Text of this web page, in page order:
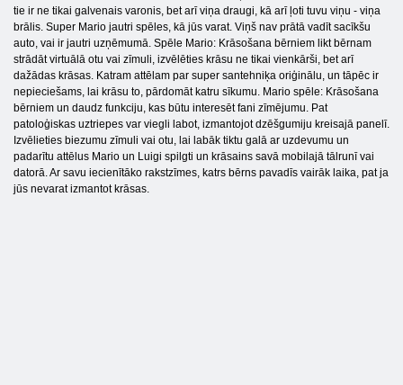
tie ir ne tikai galvenais varonis, bet arī viņa draugi, kā arī ļoti tuvu viņu - viņa
brālis. Super Mario jautri spēles, kā jūs varat. Viņš nav prātā vadīt sacīkšu
auto, vai ir jautri uzņēmumā. Spēle Mario: Krāsošana bērniem likt bērnam
strādāt virtuālā otu vai zīmuli, izvēlēties krāsu ne tikai vienkārši, bet arī
dažādas krāsas. Katram attēlam par super santehniķa oriģinālu, un tāpēc ir
nepieciešams, lai krāsu to, pārdomāt katru sīkumu. Mario spēle: Krāsošana
bērniem un daudz funkciju, kas būtu interesēt fani zīmējumu. Pat
patoloģiskas uztriepes var viegli labot, izmantojot dzēšgumiju kreisajā panelī.
Izvēlieties biezumu zīmuli vai otu, lai labāk tiktu galā ar uzdevumu un
padarītu attēlus Mario un Luigi spilgti un krāsains savā mobilajā tālrunī vai
datorā. Ar savu iecienītāko rakstzīmes, katrs bērns pavadīs vairāk laika, pat ja
jūs nevarat izmantot krāsas.